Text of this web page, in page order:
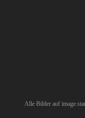
Alle Bilder auf